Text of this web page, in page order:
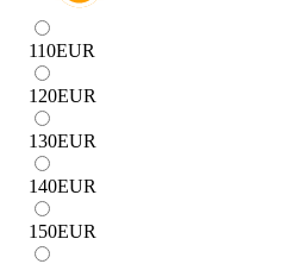
110EUR
120EUR
130EUR
140EUR
150EUR